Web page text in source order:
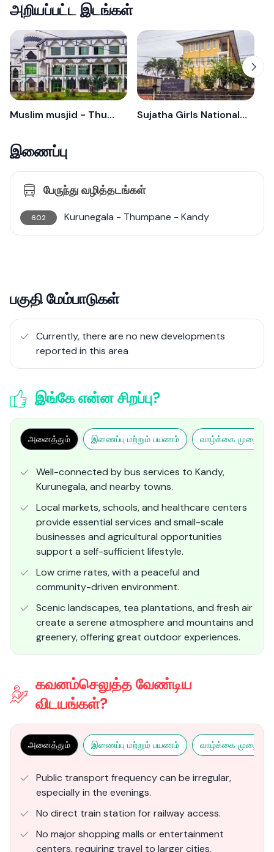
அறியப்பட்ட இடங்கள்
Muslim musjid - Thumpane Sujatha Girls National School - Thumpane
இணைப்பு
பேருந்து வழித்தடங்கள்
602 Kurunegala - Thumpane - Kandy
பகுதி மேம்பாடுகள்
Currently, there are no new developments
reported in this area
இங்கே என்ன சிறப்பு?
அனைத்தும் இணைப்பு மற்றும் பயணம் வாழ்க்கை முறை
Well-connected by bus services to Kandy,
Kurunegala, and nearby towns.
Local markets, schools, and healthcare centers
provide essential services and small-scale
businesses and agricultural opportunities
support a self-sufficient lifestyle.
Low crime rates, with a peaceful and
community-driven environment.
Scenic landscapes, tea plantations, and fresh air
create a serene atmosphere and mountains and
greenery, offering great outdoor experiences.
கவனம்செலுத்த வேண்டிய
விடயங்கள்?
அனைத்தும் இணைப்பு மற்றும் பயணம் வாழ்க்கை முறை
Public transport frequency can be irregular,
especially in the evenings.
No direct train station for railway access.
No major shopping malls or entertainment
centers, requiring travel to larger cities.